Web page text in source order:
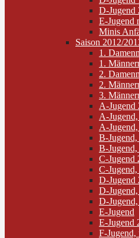
D-Jugend
E-Jugend
Minis
Saison 2012/
1.
1.
2.
2.
3.
A-Jugend
A-
A-
B-
B-
C-Jugend
C-
D-Jugend
D-
D-
E-Jugend
E-Jugend
F-Jugend,